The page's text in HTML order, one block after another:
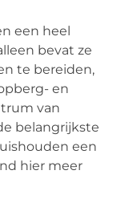
een heel
bevat ze
te bereiden,
en
van
belangrijkste
een
hier meer